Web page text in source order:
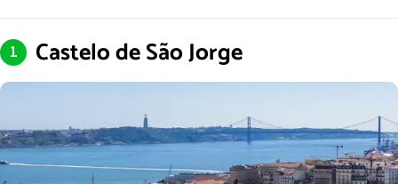
Castelo de São Jorge